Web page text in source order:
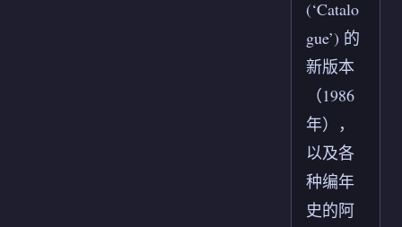
(‘Catalo
gue’) 的
新版本
（1986
年），
以及各
种编年
史的阿